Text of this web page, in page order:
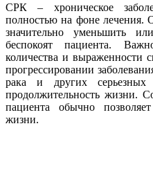
СРК – хроническое
полностью на фоне лечения.
значительно уменьшить
беспокоят пациента.
количества и выраженности
прогрессировании
рака и других
продолжительность жизни.
пациента обычно
жизни.